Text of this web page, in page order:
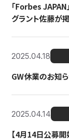
「Forbes JAPAN
グラント佐藤が
2025.04.18
GW休業のお知
2025.04.14
【4月14日公募